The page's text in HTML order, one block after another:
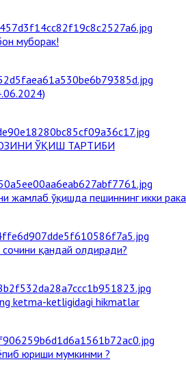
муборак!
ЎҚИШ ТАРТИБИ
жамлаб ўқишда пешиннинг икки
қандай олдиради?
ketma-ketligidagi hikmatlar
юриши мумкинми ?